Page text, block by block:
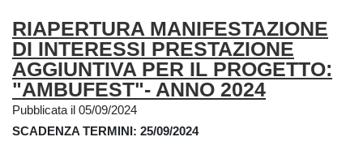
RIAPERTURA MANIFESTAZIONE
DI INTERESSI PRESTAZIONE
AGGIUNTIVA PER IL PROGETTO:
"AMBUFEST"- ANNO 2024
Pubblicata il 05/09/2024
SCADENZA TERMINI: 25/09/2024